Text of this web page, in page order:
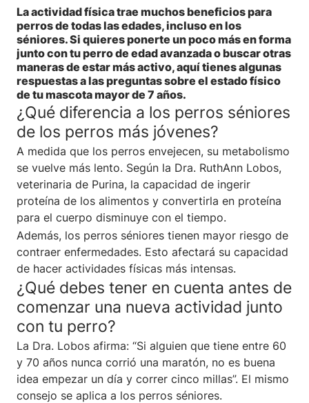
La actividad física trae muchos beneficios para
perros de todas las edades, incluso en los
séniores. Si quieres ponerte un poco más en forma
junto con tu perro de edad avanzada o buscar otras
maneras de estar más activo, aquí tienes algunas
respuestas a las preguntas sobre el estado físico
de tu mascota mayor de 7 años.
¿Qué diferencia a los perros séniores
de los perros más jóvenes?
A medida que los perros envejecen, su metabolismo
se vuelve más lento. Según la Dra. RuthAnn Lobos,
veterinaria de Purina, la capacidad de ingerir
proteína de los alimentos y convertirla en proteína
para el cuerpo disminuye con el tiempo.
Además, los perros séniores tienen mayor riesgo de
contraer enfermedades. Esto afectará su capacidad
de hacer actividades físicas más intensas.
¿Qué debes tener en cuenta antes de
comenzar una nueva actividad junto
con tu perro?
La Dra. Lobos afirma: “Si alguien que tiene entre 60
y 70 años nunca corrió una maratón, no es buena
idea empezar un día y correr cinco millas”. El mismo
consejo se aplica a los perros séniores.